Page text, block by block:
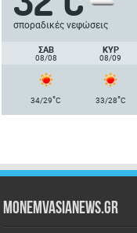
σποραδικές νεφώσεις
ΣΑΒ
08/08
ΚΥΡ
08/09
34/29°C 33/28°C
Monemvasianews.gr